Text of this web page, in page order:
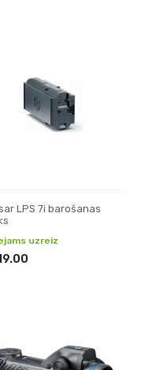
LPS 7i barošanas
uzreiz